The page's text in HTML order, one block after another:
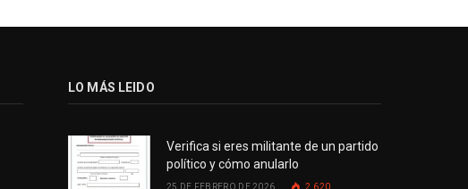
LO MÁS LEIDO
Verifica si eres militante de un partido
político y cómo anularlo
25 DE FEBRERO DE 2026 2.620